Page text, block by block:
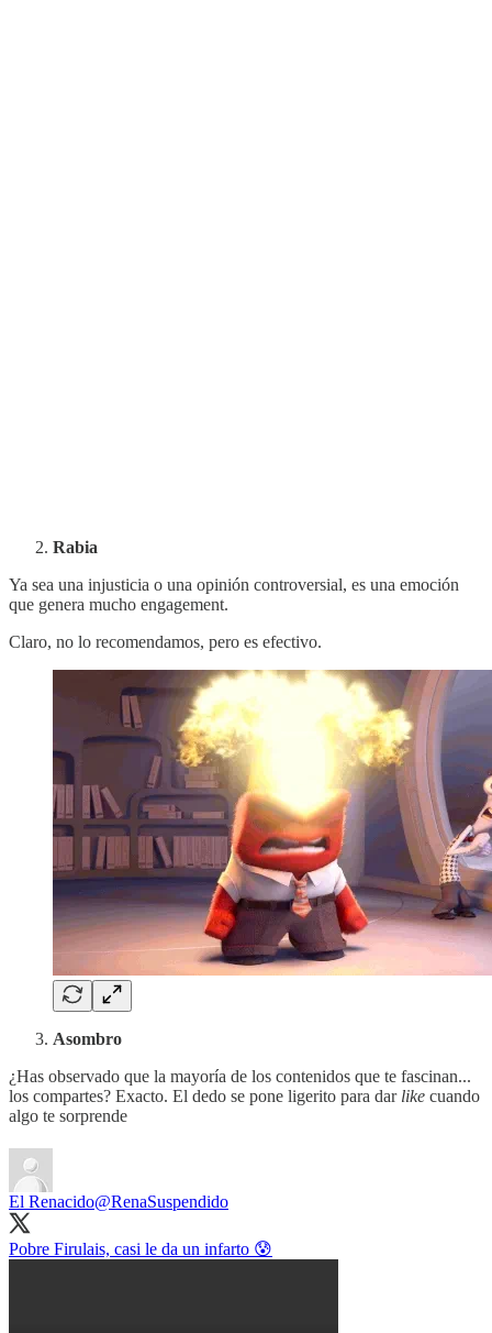
Rabia
Ya sea una injusticia o una opinión controversial, es una emoción
que genera mucho engagement.
Claro, no lo recomendamos, pero es efectivo.
Asombro
¿Has observado que la mayoría de los contenidos que te fascinan...
los compartes? Exacto. El dedo se pone ligerito para dar like cuando
algo te sorprende
El Renacido@RenaSuspendido
Pobre Firulais, casi le da un infarto 😰